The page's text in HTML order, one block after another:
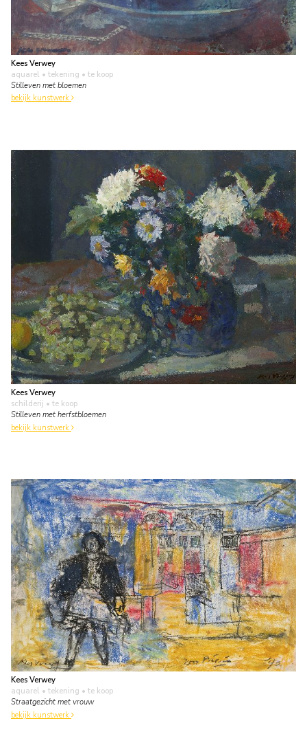
Kees Verwey
aquarel • tekening • te koop
Stilleven met bloemen
bekijk kunstwerk
Kees Verwey
schilderij • te koop
Stilleven met herfstbloemen
bekijk kunstwerk
Kees Verwey
aquarel • tekening • te koop
Straatgezicht met vrouw
bekijk kunstwerk